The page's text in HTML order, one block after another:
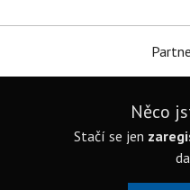
Něco
Stačí se jen